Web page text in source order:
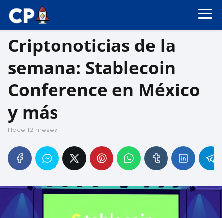
Criptonoticias de la
semana: Stablecoin
Conference en México
y más
hace 12 meses